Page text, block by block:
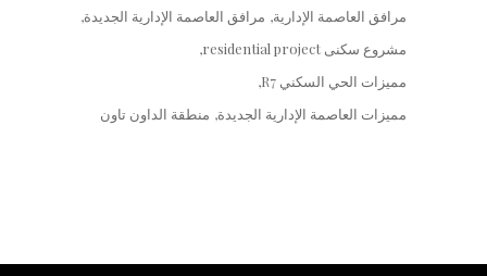
مرافق العاصمة الإدارية مرافق العاصمة الإدارية الجديدة
مشروع سكنى residential project
مميزات الحي السكني R7
مميزات العاصمة الإدارية الجديدة منطقة الداون تاون